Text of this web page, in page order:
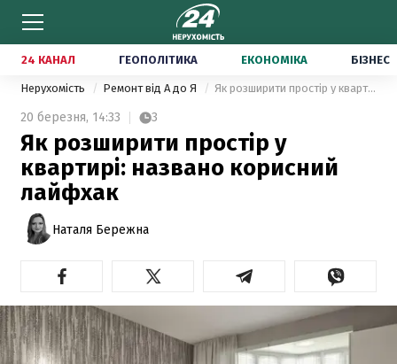
24 КАНАЛ ГЕОПОЛІТИКА ЕКОНОМІКА БІЗНЕС
Нерухомість Ремонт від А до Я Як розширити простір у квартирі: названо корисний лайфхак
20 березня, 14:33 3
Як розширити простір у
квартирі: названо корисний
лайфхак
Наталя Бережна